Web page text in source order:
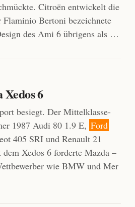
Citroën entwickelt die
Flaminio Bertoni bezeichnete
des Ami 6 übrigens als …
6
besiegt. Der Mittelklasse-
1987 Audi 80 1.9 E, Ford
405 SRI und Renault 21
Xedos 6 forderte Mazda –
wie BMW und Mer